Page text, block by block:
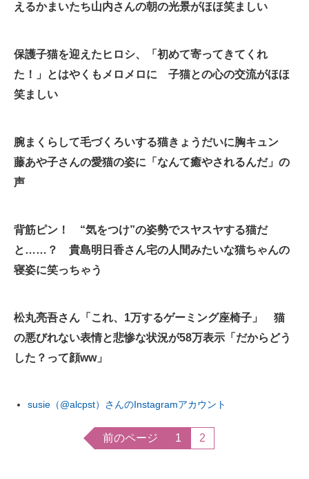
ちょっと気になるネットの話題
えるかまいたち山内さんの朝の光景がほほ笑ましい
保護子猫を迎えたヒロシ、「初めて寄ってきてくれ
た！」とはやくもメロメロに 子猫との心の交流がほほ
笑ましい
腕まくらして毛づくろいする猫きょうだいに胸キュン
藤あや子さんの愛猫の姿に「なんて癒やされるんだ」の
声
背筋ピン！ “気をつけ”の姿勢でスヤスヤする猫だ
と……？ 貴島明日香さん宅の人間みたいな猫ちゃんの
寝姿に笑っちゃう
松丸亮吾さん「これ、1万するゲーミング座椅子」 猫
の悪びれない表情と悲惨な状況が58万表示「だからどう
した？って顔ww」
susie（@alcpst）さんのInstagramアカウント
前のページ 1 2